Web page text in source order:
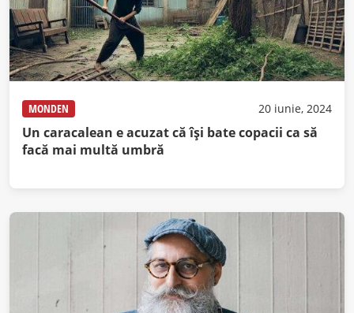
MONDEN 20 iunie, 2024
Un caracalean e acuzat că îşi bate copacii ca să
facă mai multă umbră